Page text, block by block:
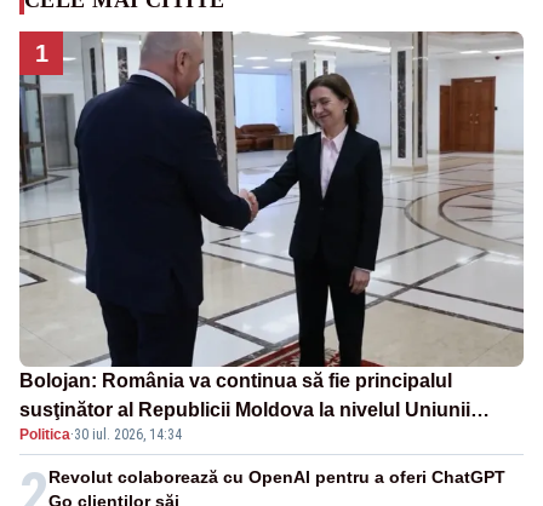
1
Bolojan: România va continua să fie principalul
susţinător al Republicii Moldova la nivelul Uniunii
Europene
Politica·30 iul. 2026, 14:34
Revolut colaborează cu OpenAI pentru a oferi ChatGPT
Go clienţilor săi